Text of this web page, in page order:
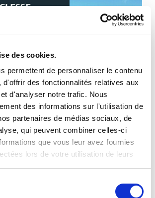
des cookies.
permettent de personnaliser le contenu
d'offrir des fonctionnalités relatives aux
d'analyser notre trafic. Nous
des informations sur l'utilisation de
partenaires de médias sociaux, de
qui peuvent combiner celles-ci
que vous leur avez fournies
lors de votre utilisation de leurs
RSE CLESSE 2026-2027 ! Les enjeux
Sociétale des Entreprises) sont au